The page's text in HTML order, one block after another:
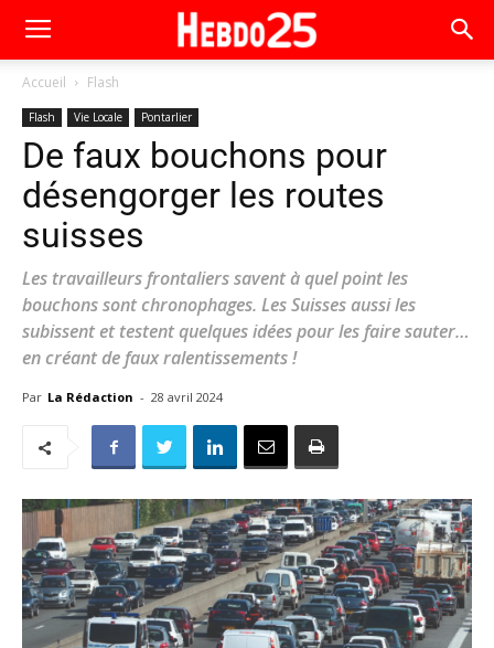
Accueil Flash
Flash Vie Locale Pontarlier
De faux bouchons pour
désengorger les routes
suisses
Les travailleurs frontaliers savent à quel point les
bouchons sont chronophages. Les Suisses aussi les
subissent et testent quelques idées pour les faire sauter…
en créant de faux ralentissements !
Par La Rédaction - 28 avril 2024